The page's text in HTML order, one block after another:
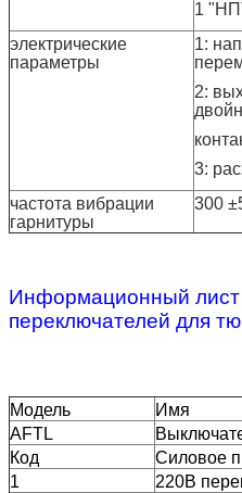
1
электрические
параметры
1:
2:
3:
частота вибрации
гарнитуры
300 ±
Информационный лист
переключателей для
Модель
Имя
AFTL
Код
Силовое
1
220В